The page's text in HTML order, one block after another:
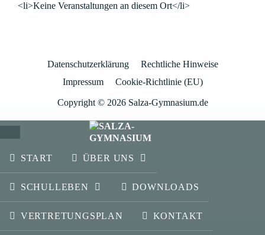
<li>Keine Veranstaltungen an diesem Ort</li>
Datenschutzerklärung
Rechtliche Hinweise
Impressum
Cookie-Richtlinie (EU)
Copyright © 2026 Salza-Gymnasium.de
SCHLIESSEN
START
ÜBER UNS
SCHULLEBEN DOWNLOADS
VERTRETUNGSPLAN KONTAKT